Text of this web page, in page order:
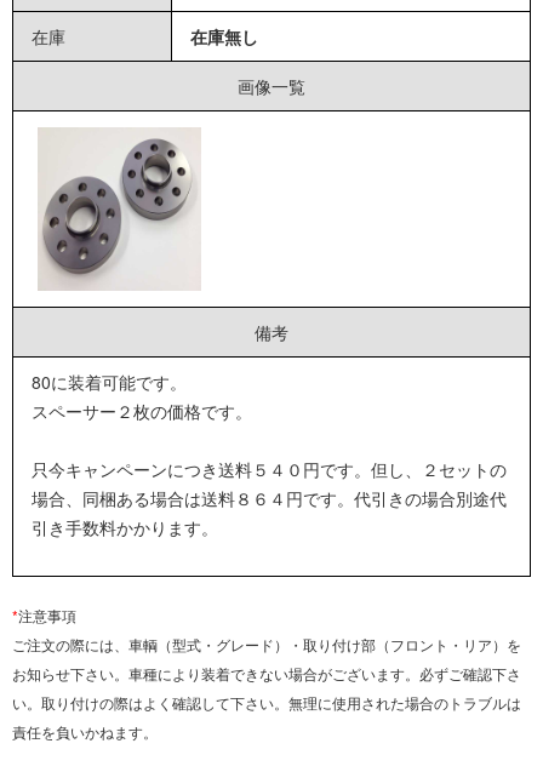
在庫 在庫無し
画像一覧
備考
80に装着可能です。
スペーサー２枚の価格です。
只今キャンペーンにつき送料５４０円です。但し、２セットの
場合、同梱ある場合は送料８６４円です。代引きの場合別途代
引き手数料かかります。
*注意事項
ご注文の際には、車輌（型式・グレード）・取り付け部（フロント・リア）を
お知らせ下さい。車種により装着できない場合がございます。必ずご確認下さ
い。取り付けの際はよく確認して下さい。無理に使用された場合のトラブルは
責任を負いかねます。